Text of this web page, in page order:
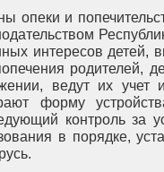
опеки и
интересов детей,
родителей,
ведут их учет
форму
контроль за
в порядке,